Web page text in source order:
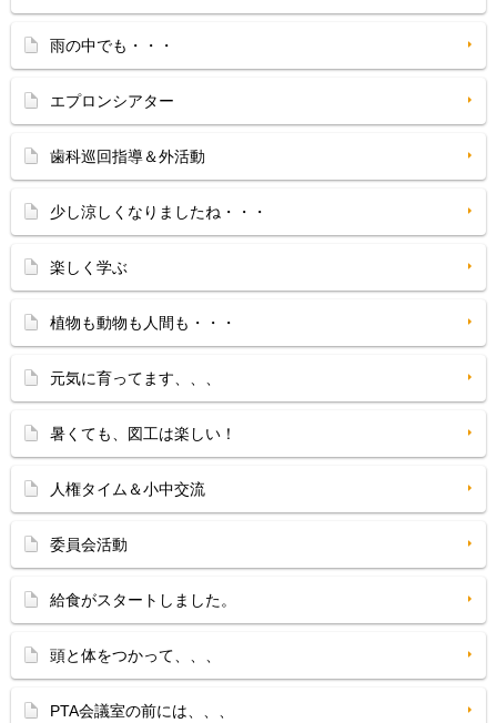
雨の中でも・・・
エプロンシアター
歯科巡回指導＆外活動
少し涼しくなりましたね・・・
楽しく学ぶ
植物も動物も人間も・・・
元気に育ってます、、、
暑くても、図工は楽しい！
人権タイム＆小中交流
委員会活動
給食がスタートしました。
頭と体をつかって、、、
PTA会議室の前には、、、